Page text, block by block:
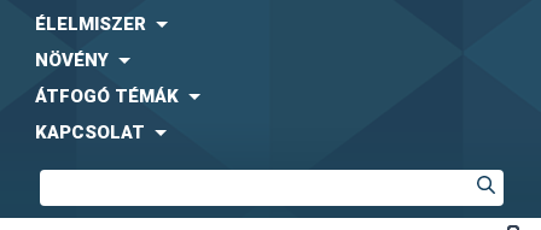
ÉLELMISZER
NÖVÉNY
ÁTFOGÓ TÉMÁK
KAPCSOLAT